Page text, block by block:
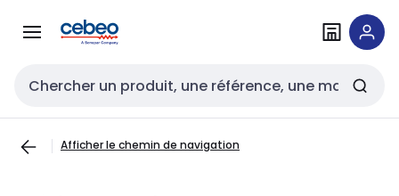
navigationau
Entrée de recherche
Afficher le chemin de navigation